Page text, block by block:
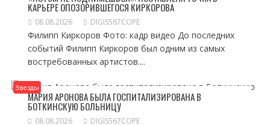
КАРЬЕРЕ ОПОЗОРИВШЕГОСЯ КИРКОРОВА
08.08.2026 DIGIS567COPE
Филипп Киркоров Фото: кадр видео До последних
событий Филипп Киркоров был одним из самых
востребованных артистов....
Звезды
МАРИЯ АРОНОВА БЫЛА ГОСПИТАЛИЗИРОВАНА В
БОТКИНСКУЮ БОЛЬНИЦУ
08.08.2026 DIGIS567COPE